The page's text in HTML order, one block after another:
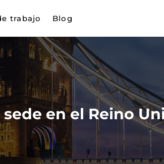
trabajo Blog
en el Reino